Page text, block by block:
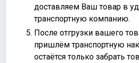
доставляем Ваш товар в
транспортную компанию.
После отгрузки вашего
пришлём транспортную
остаётся только забрать